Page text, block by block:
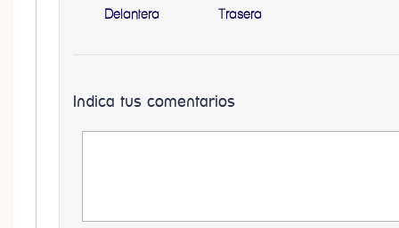
Delantera Trasera
Indica tus comentarios